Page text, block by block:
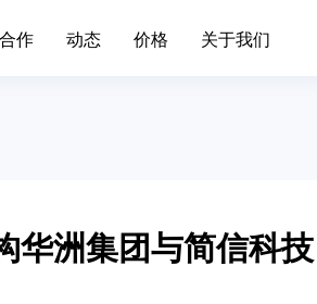
BDS平台
增长。面临快速变化的市场，产...
作 动态 价格 关于我们
华洲集团与简信科技